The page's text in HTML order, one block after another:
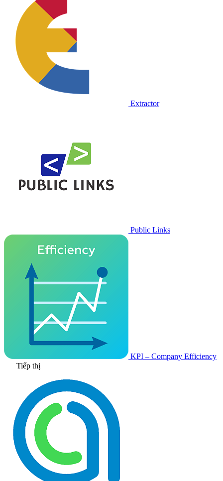
Extractor
Public Links
KPI – Company Efficiency
Tiếp thị